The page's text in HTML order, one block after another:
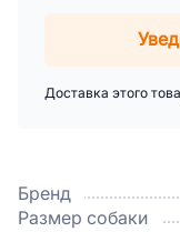
Бренд
Размер собаки
Доставка этого